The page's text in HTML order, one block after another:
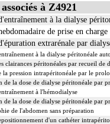
à Z4921
à la dialyse
de prise en
extrarénale par
à la dialyse péritonéale
clairances péritonéales par recueil de
la pression intrapéritonéale par le
de la dose de dialyse péritonéale par
à l'hémodialyse
de la dose de dialyse péritonéale par
de l'abdomen sans préparation
d'un cathéter